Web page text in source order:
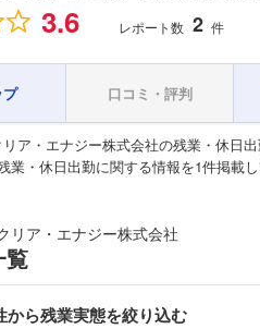
3.6 レポート数 2 件
口コミ・評判
ア・エナジー株式会社の残業・休日
業・休日出勤に関する情報を1件掲載
リア・エナジー株式会社
覧
から残業実態を絞り込む